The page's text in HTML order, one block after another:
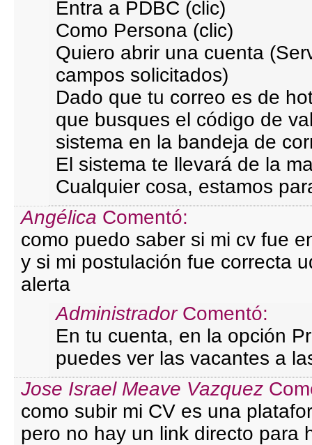
Entra a PDBC (clic)
Como Persona (clic)
Quiero abrir una cuenta
campos solicitados)
Dado que tu correo es de
que busques el código de
sistema en la bandeja de
El sistema te llevará de la
Cualquier cosa, estamos
Angélica Comentó:
como puedo saber si mi cv fue
y si mi postulación fue correcta
alerta
Administrador Comentó:
En tu cuenta, en la opción
puedes ver las vacantes a
Jose Israel Meave Vazquez
como subir mi CV es una
pero no hay un link directo para